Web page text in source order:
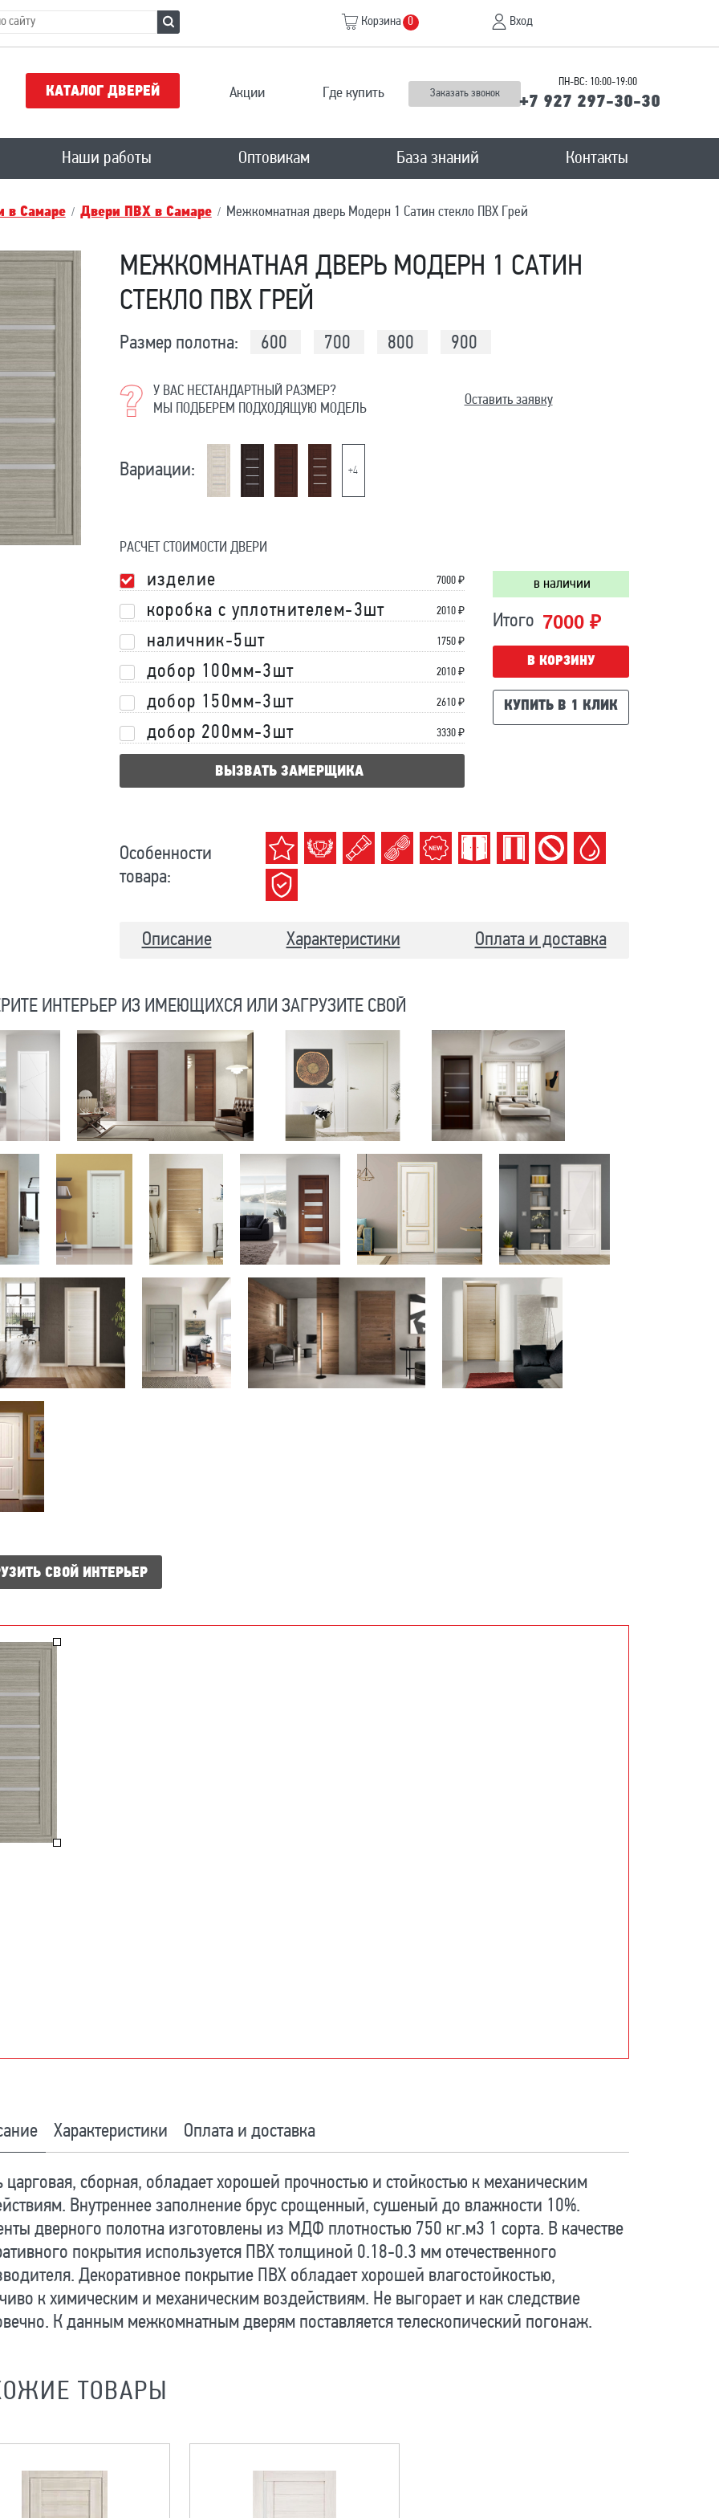
Корзина 0 Вход
КАТАЛОГ ДВЕРЕЙ Акции Где купить Заказать звонок
ПН-ВС: 10:00-19:00
+7 927 297-30-30
Наши работы Оптовикам База знаний Контакты
в Самаре Двери ПВХ в Самаре Межкомнатная дверь Модерн 1 Сатин стекло ПВХ Грей
МЕЖКОМНАТНАЯ ДВЕРЬ МОДЕРН 1 САТИН
СТЕКЛО ПВХ ГРЕЙ
Размер полотна: 600 700 800 900
У ВАС НЕСТАНДАРТНЫЙ РАЗМЕР?
МЫ ПОДБЕРЕМ ПОДХОДЯЩУЮ МОДЕЛЬ
Оставить заявку
Вариации: +4
РАСЧЕТ СТОИМОСТИ ДВЕРИ
изделие 7000₽
коробка с уплотнителем-3шт 2010 ₽
наличник-5шт 1750 ₽
добор 100мм-3шт 2010 ₽
добор 150мм-3шт 2610 ₽
добор 200мм-3шт 3330 ₽
ВЫЗВАТЬ ЗАМЕРЩИКА
в наличии
Итого 7000 ₽
В КОРЗИНУ
КУПИТЬ В 1 КЛИК
Особенности
товара:
Описание Характеристики Оплата и доставка
ИНТЕРЬЕР ИЗ ИМЕЮЩИХСЯ ИЛИ ЗАГРУЗИТЕ СВОЙ
СВОЙ ИНТЕРЬЕР
Характеристики Оплата и доставка
царговая, сборная, обладает хорошей прочностью и стойкостью к механическим
Внутреннее заполнение брус срощенный, сушеный до влажности 10%.
дверного полотна изготовлены из МДФ плотностью 750 кг.м3 1 сорта. В качестве
покрытия используется ПВХ толщиной 0.18-0.3 мм отечественного
Декоративное покрытие ПВХ обладает хорошей влагостойкостью,
к химическим и механическим воздействиям. Не выгорает и как следствие
К данным межкомнатным дверям поставляется телескопический погонаж.
ТОВАРЫ